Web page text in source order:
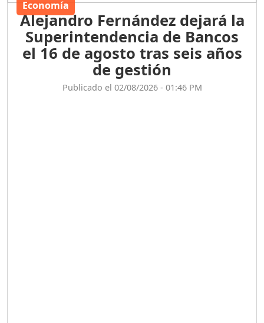
Economía
Alejandro Fernández dejará la
Superintendencia de Bancos
el 16 de agosto tras seis años
de gestión
Publicado el 02/08/2026 - 01:46 PM